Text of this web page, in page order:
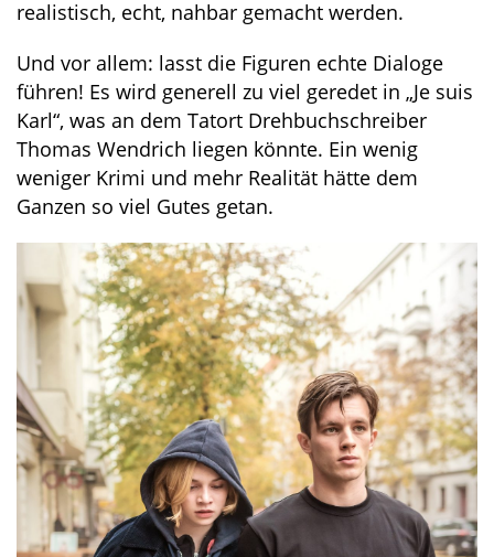
realistisch, echt, nahbar gemacht werden.
Und vor allem: lasst die Figuren echte Dialoge
führen! Es wird generell zu viel geredet in „Je suis
Karl“, was an dem Tatort Drehbuchschreiber
Thomas Wendrich liegen könnte. Ein wenig
weniger Krimi und mehr Realität hätte dem
Ganzen so viel Gutes getan.